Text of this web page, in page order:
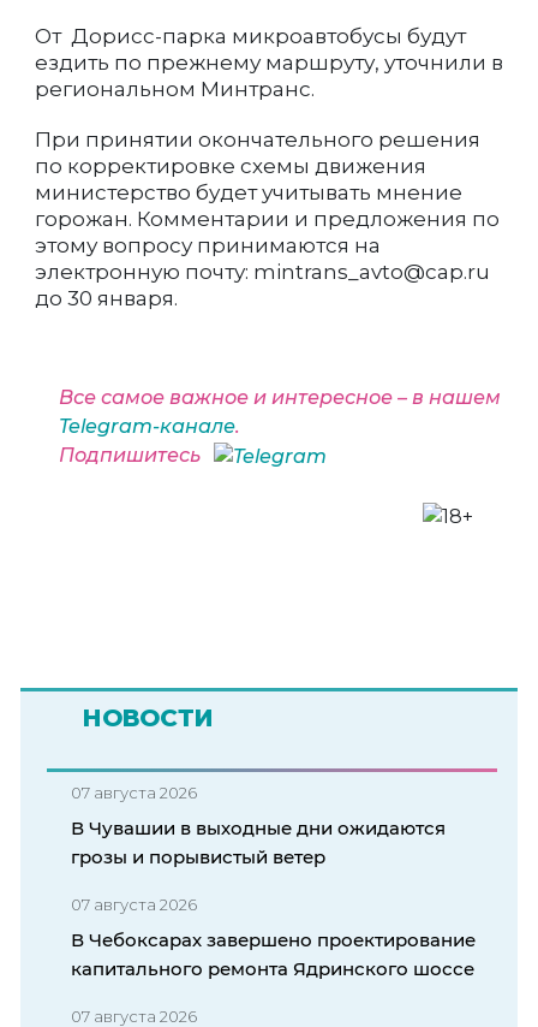
От Дорисс-парка микроавтобусы будут
ездить по прежнему маршруту, уточнили в
региональном Минтранс.
При принятии окончательного решения
по корректировке схемы движения
министерство будет учитывать мнение
горожан. Комментарии и предложения по
этому вопросу принимаются на
электронную почту: mintrans_avto@cap.ru
до 30 января.
Все самое важное и интересное – в нашем
Telegram-канале.
Подпишитесь
НОВОСТИ
07 августа 2026
В Чувашии в выходные дни ожидаются
грозы и порывистый ветер
07 августа 2026
В Чебоксарах завершено проектирование
капитального ремонта Ядринского шоссе
07 августа 2026